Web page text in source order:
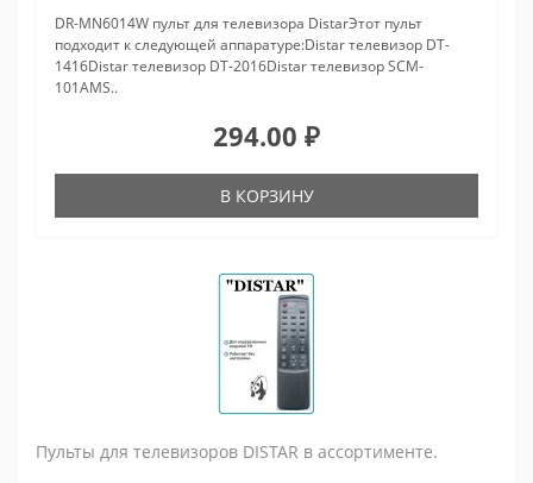
DR-MN6014W пульт для телевизора DistarЭтот пульт
подходит к следующей аппаратуре:Distar телевизор DT-
1416Distar телевизор DT-2016Distar телевизор SCM-
101AMS..
294.00 ₽
В КОРЗИНУ
Пульты для телевизоров DISTAR в ассортименте.